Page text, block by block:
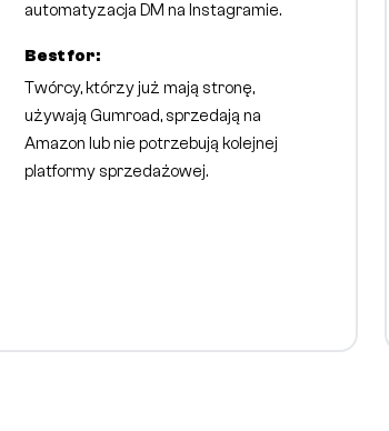
automatyzacja DM na Instagramie.
Best for:
Twórcy, którzy już mają stronę,
używają Gumroad, sprzedają na
Amazon lub nie potrzebują kolejnej
platformy sprzedażowej.